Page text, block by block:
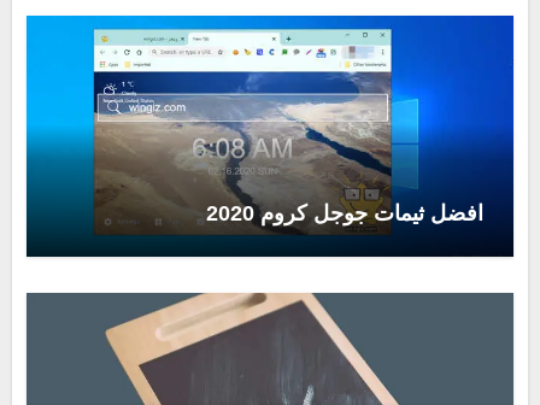
افضل ثيمات جوجل كروم 2020